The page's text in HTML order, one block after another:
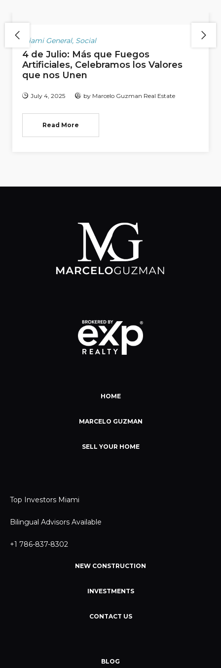
Miami General, Social
4 de Julio: Más que Fuegos
Artificiales, Celebramos los Valores
que nos Unen
July 4, 2025 by Marcelo Guzman Real Estate
Read More
HOME
MARCELO GUZMAN
SELL YOUR HOME
Top Investors Miami
Bilingual Advisors Available
+1 786-837-8302
NEW CONSTRUCTION
INVESTMENTS
CONTACT US
BLOG